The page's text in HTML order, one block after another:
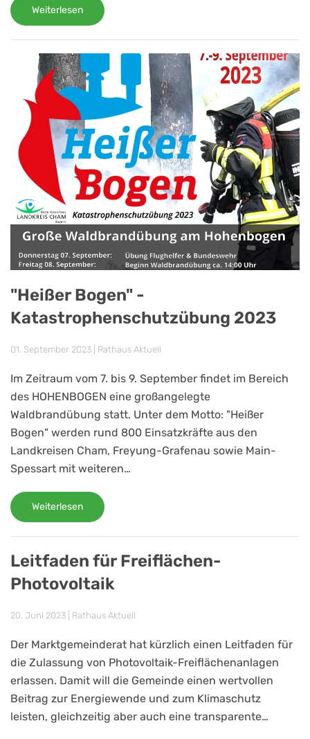
Weiterlesen
"Heißer Bogen" -
Katastrophenschutzübung 2023
01. September 2023 Rathaus Aktuell
Im Zeitraum vom 7. bis 9. September findet im Bereich
des HOHENBOGEN eine großangelegte
Waldbrandübung statt. Unter dem Motto: "Heißer
Bogen" werden rund 800 Einsatzkräfte aus den
Landkreisen Cham, Freyung-Grafenau sowie Main-
Spessart mit weiteren…
Weiterlesen
Leitfaden für Freiflächen-
Photovoltaik
20. Juni 2023 Rathaus Aktuell
Der Marktgemeinderat hat kürzlich einen Leitfaden für
die Zulassung von Photovoltaik-Freiflächenanlagen
erlassen. Damit will die Gemeinde einen wertvollen
Beitrag zur Energiewende und zum Klimaschutz
leisten, gleichzeitig aber auch eine transparente…